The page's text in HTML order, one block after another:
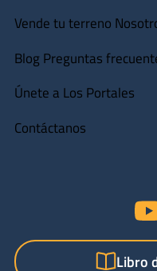
Vende tu terreno
Blog Preguntas
Únete a Los Portales
Contáctanos
Libro